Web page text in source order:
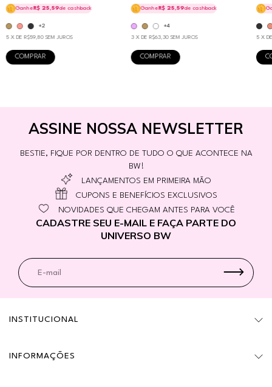
GanheR$ 25,59de cashback
+2
5 X DER$59,80 SEM JUROS
COMPRAR
GanheR$ 25,59de cashback
+4
3 X DER$63,30 SEM JUROS
COMPRAR
5 X
ASSINE NOSSA NEWSLETTER
BESTIE, FIQUE POR DENTRO DE TUDO O QUE ACONTECE NA
BW!
LANÇAMENTOS EM PRIMEIRA MÃO
CUPONS E BENEFÍCIOS EXCLUSIVOS
NOVIDADES QUE CHEGAM ANTES PARA VOCÊ
CADASTRE SEU E-MAIL E FAÇA PARTE DO
UNIVERSO BW
INSTITUCIONAL
INFORMAÇÕES